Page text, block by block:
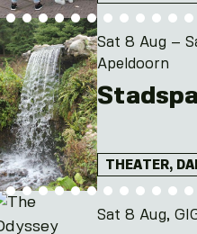
Sat 8 Aug –
Apeldoorn
THEATER,
Sat 8 Aug,